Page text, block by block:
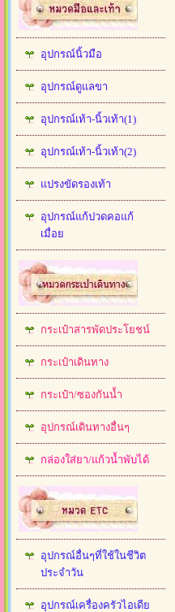
อุปกรณ์นิ้วมือ
อุปกรณ์ดูแลขา
อุปกรณ์เท้า-นิ้วเท้า(1)
อุปกรณ์เท้า-นิ้วเท้า(2)
แปรงขัดรองเท้า
อุปกรณ์แก้ปวดคอแก้
เมื่อย
กระเป๋าสารพัดประโยชน์
กระเป๋าเดินทาง
กระเป๋า/ซองกันน้ำ
อุปกรณ์เดินทางอื่นๆ
กล่องใส่ยา/แก้วน้ำพับได้
อุปกรณ์อื่นๆที่ใช้ในชีวิต
ประจำวัน
อุปกรณ์เครื่องครัวไอเดีย